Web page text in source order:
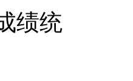
绩统